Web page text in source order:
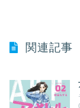
関連記事